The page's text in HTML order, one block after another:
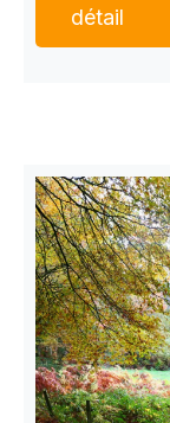
détail